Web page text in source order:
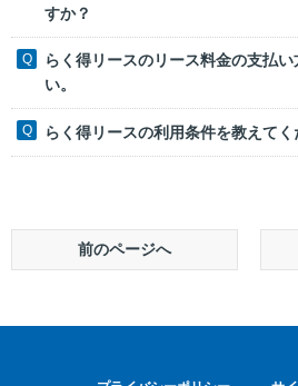
すか？
らく得リースのリース料金の支払
い。
らく得リースの利用条件を教えてく
前のページへ